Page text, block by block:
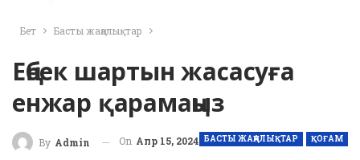
Бет Басты жаңалықтар
Еңбек шартын жасасуға
енжар қарамаңыз
БАСТЫ ЖАҢАЛЫҚТАР ҚОҒАМ
By Admin On Апр 15, 2024